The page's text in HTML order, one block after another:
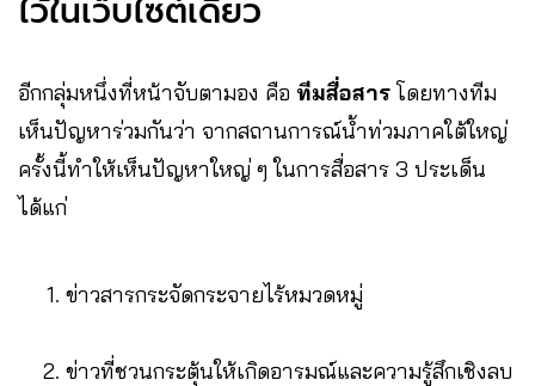
ไว้ในเว็บไซต์เดียว
อีกกลุ่มหนึ่งที่หน้าจับตามอง คือ ทีมสื่อสารโดยทางทีม
เห็นปัญหาร่วมกันว่า จากสถานการณ์น้ำท่วมภาคใต้ใหญ่
ครั้งนี้ทำให้เห็นปัญหาใหญ่ ๆ ในการสื่อสาร 3 ประเด็น
ได้แก่
ข่าวสารกระจัดกระจายไร้หมวดหมู่
ข่าวที่ชวนกระตุ้นให้เกิดอารมณ์และความรู้สึกเชิงลบ